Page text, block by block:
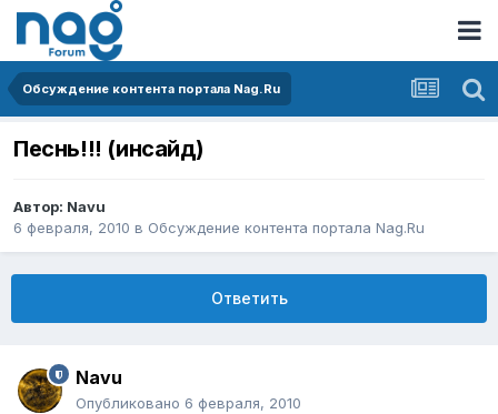
Обсуждение контента портала Nag.Ru
Песнь!!! (инсайд)
Автор: Navu
6 февраля, 2010 в Обсуждение контента портала Nag.Ru
Ответить
Navu
Опубликовано 6 февраля, 2010